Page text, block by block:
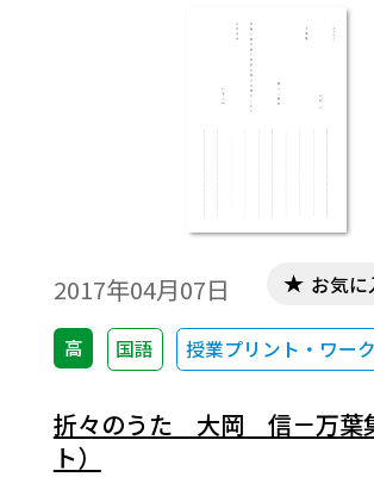
2017年04月07日
高 国語 授業プリント・ワー
お気
折々のうた 大岡 信－万葉
ト）